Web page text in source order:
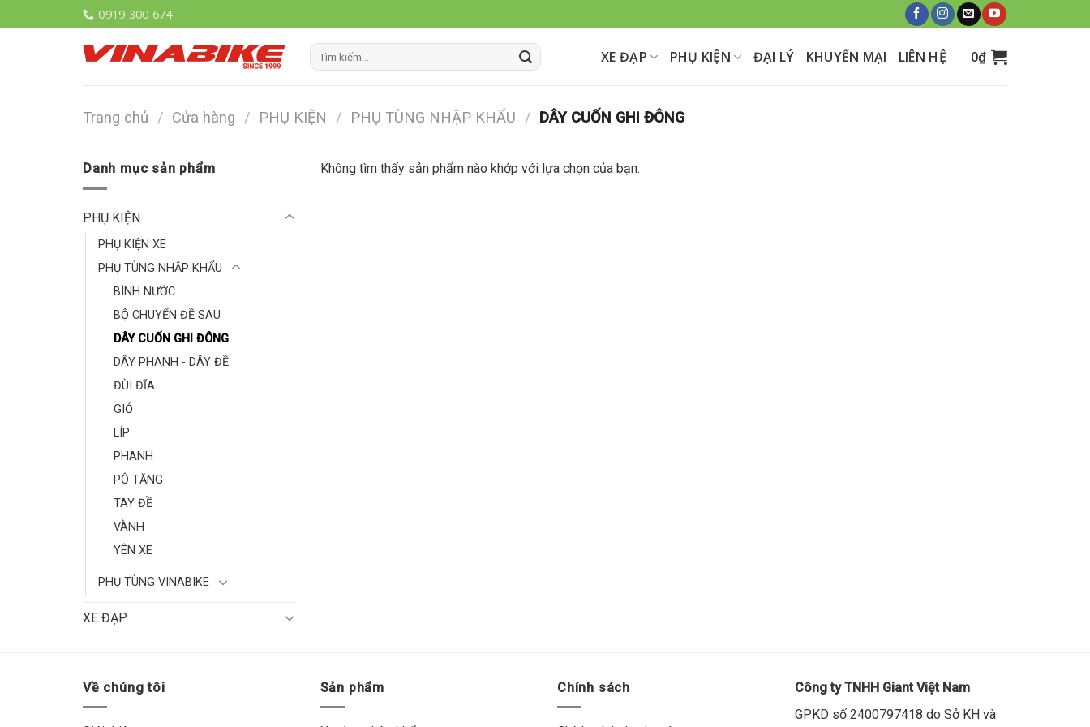
to
0919 300 674
Tìm
kiếm:
XE ĐẠP PHỤ KIỆN ĐẠI LÝ KHUYẾN MẠI LIÊN HỆ 0₫
Trang chủ / Cửa hàng / PHỤ KIỆN / PHỤ TÙNG NHẬP KHẨU / DÂY CUỐN GHI ĐÔNG
Danh mục sản phẩm
PHỤ KIỆN
PHỤ KIỆN XE
PHỤ TÙNG NHẬP KHẨU
BÌNH NƯỚC
BỘ CHUYỂN ĐỀ SAU
DÂY CUỐN GHI ĐÔNG
DÂY PHANH - DÂY ĐỀ
ĐÙI ĐĨA
GIỎ
LÍP
PHANH
PÔ TĂNG
TAY ĐỀ
VÀNH
YÊN XE
PHỤ TÙNG VINABIKE
XE ĐẠP
Không tìm thấy sản phẩm nào khớp với lựa chọn của bạn.
Về chúng tôi Sản phẩm Chính sách
Công ty TNHH Giant Việt Nam
GPKD số 2400797418 do Sở KH và